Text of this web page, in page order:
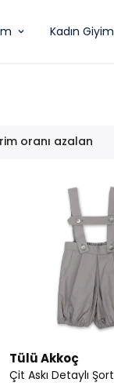
Kadın Giyim
oranı azalan
Tülü Akkoç
Çit Askı Detaylı Şort